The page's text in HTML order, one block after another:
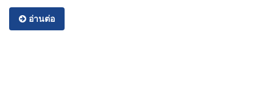
อ่านต่อ